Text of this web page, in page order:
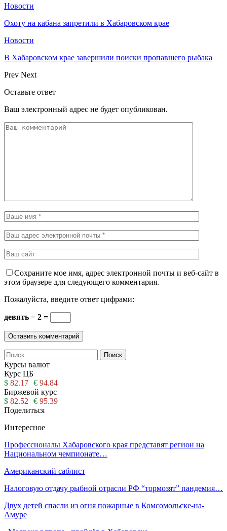
Новости
Охоту на кабана запретили в Хабаровском крае
Новости
В Хабаровском крае завершили поиски пропавшего рыбака
Prev Next
Оставьте ответ
Ваш электронный адрес не будет опубликован.
Сохраните мое имя, адрес электронной почты и веб-сайт в
этом браузере для следующего комментария.
Пожалуйста, введите ответ цифрами:
девять − 2 =
Курсы валют
Курс ЦБ
$ 82.17 € 94.84
Биржевой курс
$ 82.52 € 95.39
Поделиться
Интересное
Профессионалы Хабаровского края представят регион на
Национальном чемпионате…
Американский саблист
Налоговую отдачу рыбной отрасли РФ “тормозят” пандемия…
Двух детей спасли из огня пожарные в Комсомольске-на-
Амуре